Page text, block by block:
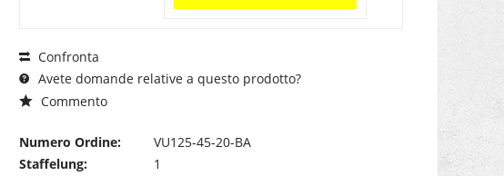
Confronta
Avete domande relative a questo prodotto?
Commento
Numero Ordine:
VU125-45-20-BA
Staffelung:
1